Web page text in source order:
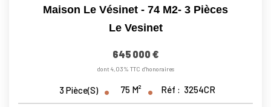
Maison Le Vésinet - 74 M2- 3 Pièces
Le Vesinet
645 000 €
dont 4,03% TTC d'honoraires
3Pièce(s) 75 M² Réf : 3254CR